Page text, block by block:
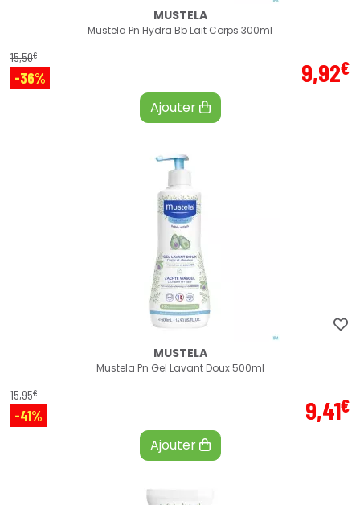
MUSTELA
Mustela Pn Hydra Bb Lait Corps 300ml
15,50€
-36% 9,92€
Ajouter
MUSTELA
Mustela Pn Gel Lavant Doux 500ml
15,95€
-41% 9,41€
Ajouter